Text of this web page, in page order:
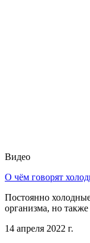
Видео
О чём говорят
Постоянно
организма, но
14 апреля 2022 г.